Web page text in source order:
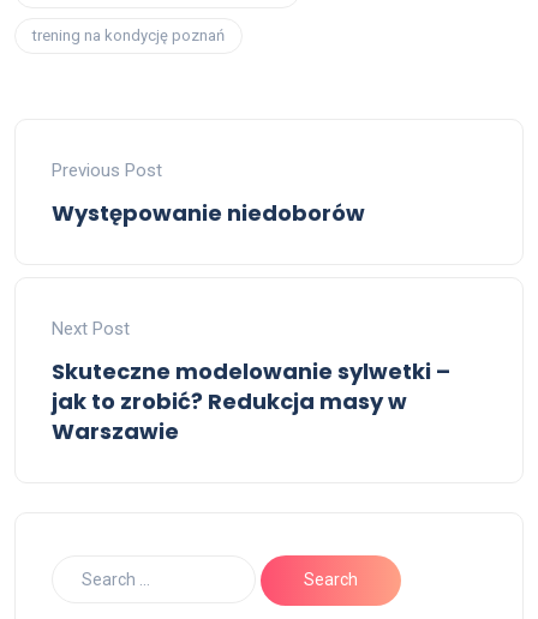
trening na kondycję poznań
Previous Post
Występowanie niedoborów
Next Post
Skuteczne modelowanie sylwetki –
jak to zrobić? Redukcja masy w
Warszawie